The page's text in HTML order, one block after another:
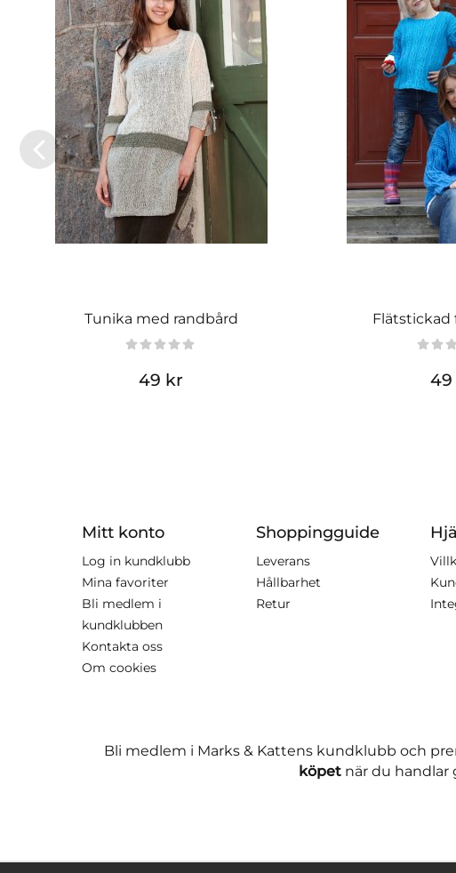
Tunika med randbård
49 kr
Flätstickad
Mitt konto
Log in kundklubb
Mina favoriter
Bli medlem i
kundklubben
Kontakta oss
Om cookies
Shoppingguide
Leverans
Hållbarhet
Retur
Bli medlem i Marks & Kattens kundklubb och
köpetnär du handlar